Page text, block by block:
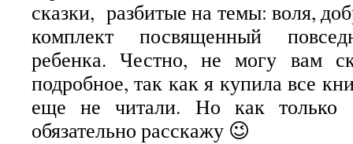
сказки, разбитые на темы: воля,
комплект посвященный
ребенка. Честно, не могу вам
подробное, так как я купила все
еще не читали. Но как
обязательно расскажу 😉